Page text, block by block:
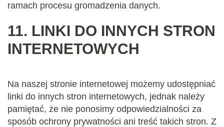
ramach procesu gromadzenia danych.
11. LINKI DO INNYCH STRON
INTERNETOWYCH
Na naszej stronie internetowej możemy udostępniać
linki do innych stron internetowych, jednak należy
pamiętać, że nie ponosimy odpowiedzialności za
sposób ochrony prywatności ani treść takich stron. Z